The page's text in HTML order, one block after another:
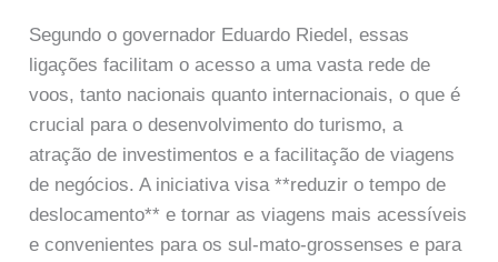
Segundo o governador Eduardo Riedel, essas
ligações facilitam o acesso a uma vasta rede de
voos, tanto nacionais quanto internacionais, o que é
crucial para o desenvolvimento do turismo, a
atração de investimentos e a facilitação de viagens
de negócios. A iniciativa visa **reduzir o tempo de
deslocamento** e tornar as viagens mais acessíveis
e convenientes para os sul-mato-grossenses e para